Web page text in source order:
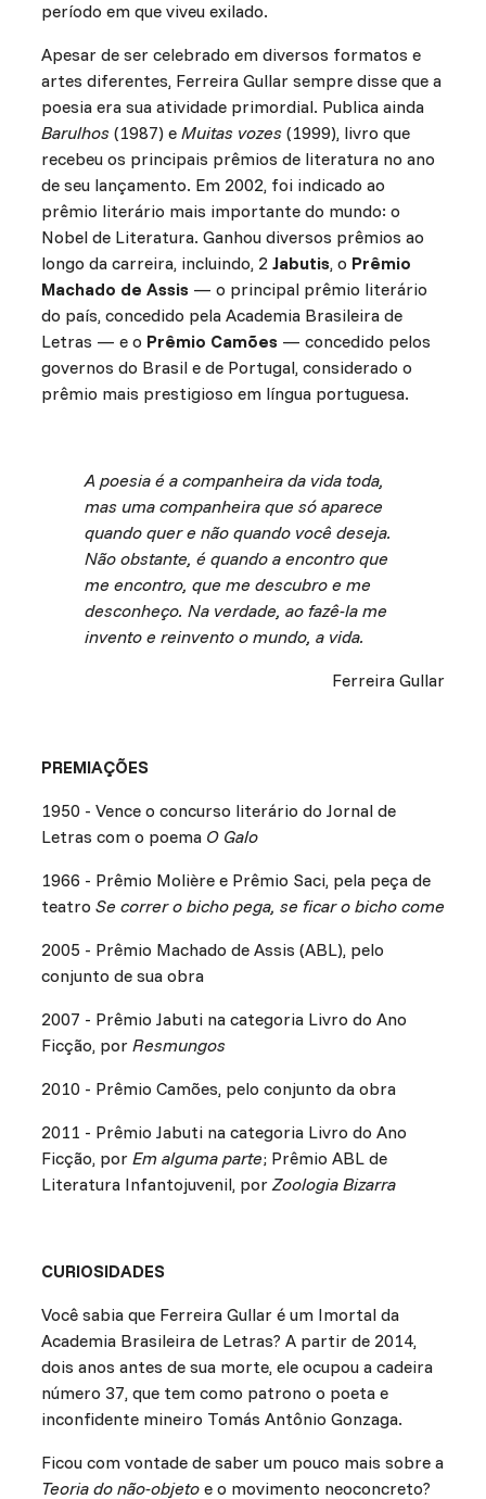
período em que viveu exilado.
Apesar de ser celebrado em diversos formatos e
artes diferentes, Ferreira Gullar sempre disse que a
poesia era sua atividade primordial. Publica ainda
Barulhos(1987) e Muitas vozes(1999), livro que
recebeu os principais prêmios de literatura no ano
de seu lançamento. Em 2002, foi indicado ao
prêmio literário mais importante do mundo: o
Nobel de Literatura. Ganhou diversos prêmios ao
longo da carreira, incluindo, 2 Jabutis, o Prêmio
Machado de Assis — o principal prêmio literário
do país, concedido pela Academia Brasileira de
Letras — e o Prêmio Camões — concedido pelos
governos do Brasil e de Portugal, considerado o
prêmio mais prestigioso em língua portuguesa.
A poesia é a companheira da vida toda,
mas uma companheira que só aparece
quando quer e não quando você deseja.
Não obstante, é quando a encontro que
me encontro, que me descubro e me
desconheço. Na verdade, ao fazê-la me
invento e reinvento o mundo, a vida.
Ferreira Gullar
PREMIAÇÕES
1950 - Vence o concurso literário do Jornal de
Letras com o poema O Galo
1966 - Prêmio Molière e Prêmio Saci, pela peça de
teatro Se correr o bicho pega, se ficar o bicho come
2005 - Prêmio Machado de Assis (ABL), pelo
conjunto de sua obra
2007 - Prêmio Jabuti na categoria Livro do Ano
Ficção, porResmungos
2010 - Prêmio Camões, pelo conjunto da obra
2011 - Prêmio Jabuti na categoria Livro do Ano
Ficção, por Em alguma parte; Prêmio ABL de
Literatura Infantojuvenil, porZoologia Bizarra
CURIOSIDADES
Você sabia que Ferreira Gullar é um Imortal da
Academia Brasileira de Letras? A partir de 2014,
dois anos antes de sua morte, ele ocupou a cadeira
número 37, que tem como patrono o poeta e
inconfidente mineiro Tomás Antônio Gonzaga.
Ficou com vontade de saber um pouco mais sobre a
Teoria do não-objetoe o movimento neoconcreto?